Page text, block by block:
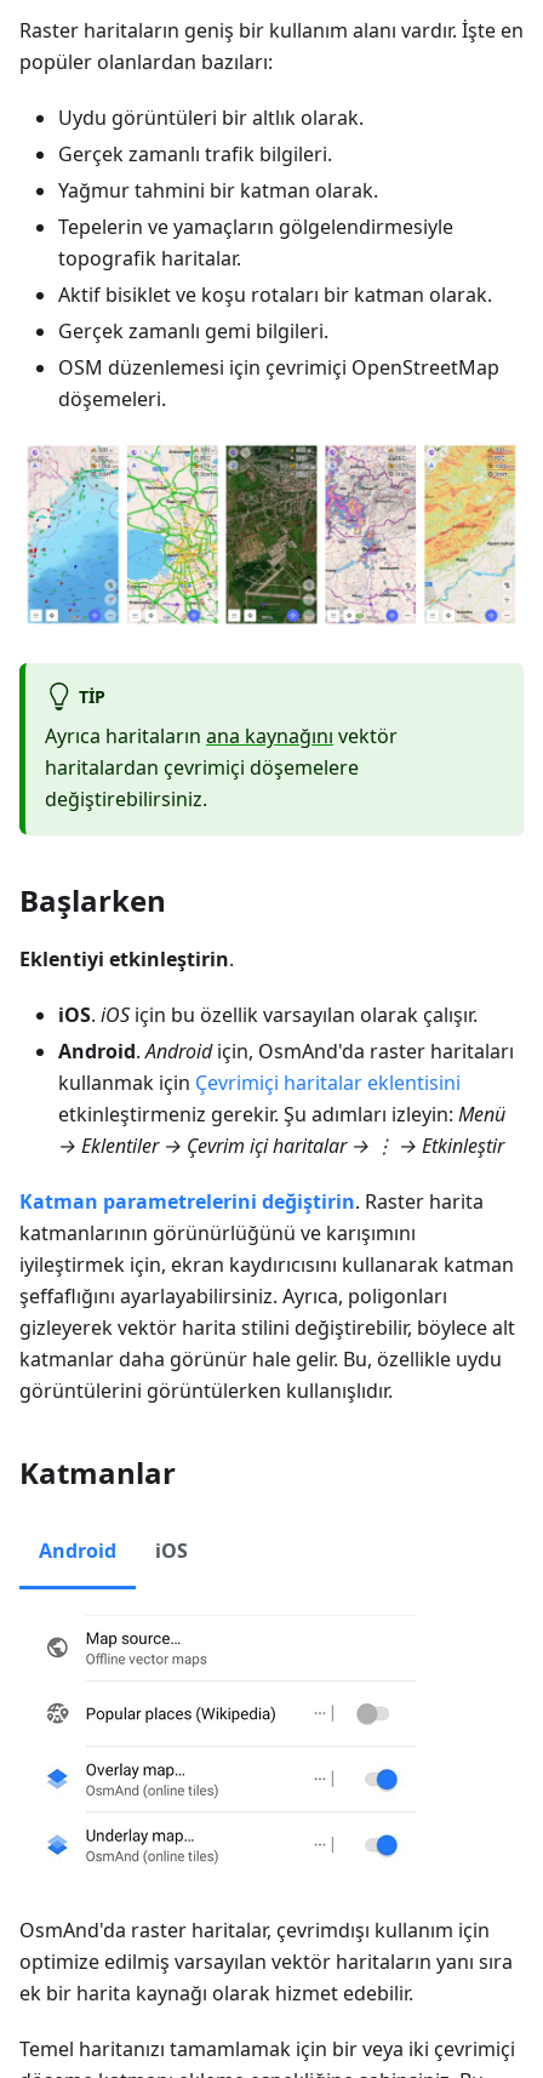
Raster haritaların geniş bir kullanım alanı vardır. İşte en
popüler olanlardan bazıları:
Uydu görüntüleri bir altlık olarak.
Gerçek zamanlı trafik bilgileri.
Yağmur tahmini bir katman olarak.
Tepelerin ve yamaçların gölgelendirmesiyle
topografik haritalar.
Aktif bisiklet ve koşu rotaları bir katman olarak.
Gerçek zamanlı gemi bilgileri.
OSM düzenlemesi için çevrimiçi OpenStreetMap
döşemeleri.
TIP
Ayrıca haritaların ana kaynağını vektör
haritalardan çevrimiçi döşemelere
değiştirebilirsiniz.
Başlarken
Eklentiyi etkinleştirin.
iOS. iOS için bu özellik varsayılan olarak çalışır.
Android.Androidiçin, OsmAnd'da raster haritaları
kullanmak için Çevrimiçi haritalar eklentisini
etkinleştirmeniz gerekir. Şu adımları izleyin: Menü
→ Eklentiler → Çevrim içi haritalar→ ⋮ → Etkinleştir
Katman parametrelerini değiştirin. Raster harita
katmanlarının görünürlüğünü ve karışımını
iyileştirmek için, ekran kaydırıcısını kullanarak katman
şeffaflığını ayarlayabilirsiniz. Ayrıca, poligonları
gizleyerek vektör harita stilini değiştirebilir, böylece alt
katmanlar daha görünür hale gelir. Bu, özellikle uydu
görüntülerini görüntülerken kullanışlıdır.
Katmanlar
Android iOS
OsmAnd'da raster haritalar, çevrimdışı kullanım için
optimize edilmiş varsayılan vektör haritaların yanı sıra
ek bir harita kaynağı olarak hizmet edebilir.
Temel haritanızı tamamlamak için bir veya iki çevrimiçi